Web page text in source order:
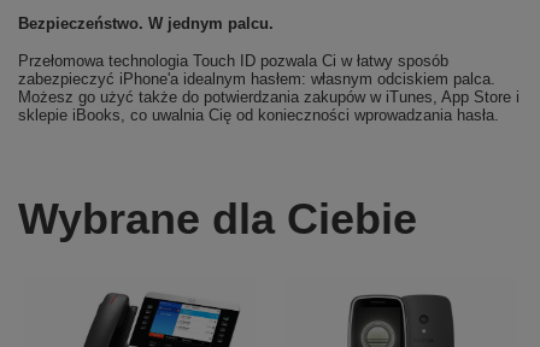
Bezpieczeństwo. W jednym palcu.
Przełomowa technologia Touch ID pozwala Ci w łatwy sposób
zabezpieczyć iPhone'a idealnym hasłem: własnym odciskiem palca.
Możesz go użyć także do potwierdzania zakupów w iTunes, App Store i
sklepie iBooks, co uwalnia Cię od konieczności wprowadzania hasła.
Wybrane dla Ciebie